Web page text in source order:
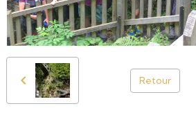
Retour